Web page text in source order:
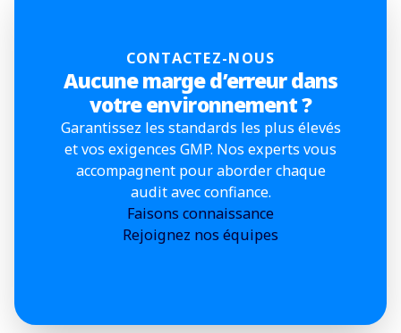
CONTACTEZ-NOUS
Aucune marge d’erreur dans
votre environnement ?
Garantissez les standards les plus élevés
et vos exigences GMP. Nos experts vous
accompagnent pour aborder chaque
audit avec confiance.
Faisons connaissance
Rejoignez nos équipes